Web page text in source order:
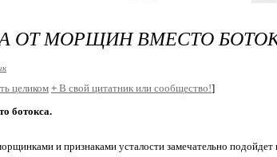
ОТ МОРЩИН ВМЕСТО
целиком+ В свой цитатник или сообщество!]
ботокса.
и признаками усталости замечательно